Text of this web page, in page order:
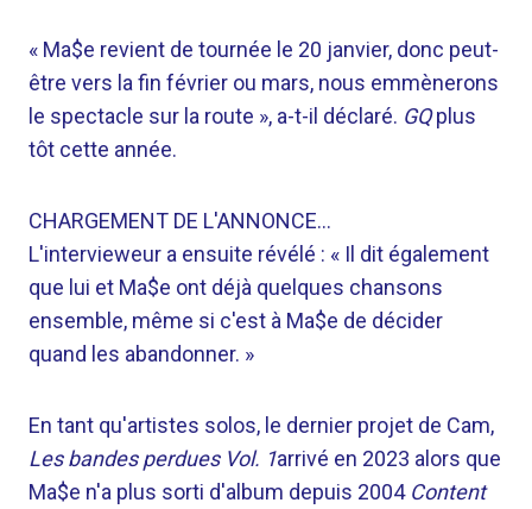
« Ma$e revient de tournée le 20 janvier, donc peut-
être vers la fin février ou mars, nous emmènerons
le spectacle sur la route », a-t-il déclaré. GQplus
tôt cette année.
CHARGEMENT DE L'ANNONCE…
L'intervieweur a ensuite révélé : « Il dit également
que lui et Ma$e ont déjà quelques chansons
ensemble, même si c'est à Ma$e de décider
quand les abandonner. »
En tant qu'artistes solos, le dernier projet de Cam,
Les bandes perdues Vol. 1arrivé en 2023 alors que
Ma$e n'a plus sorti d'album depuis 2004 Content